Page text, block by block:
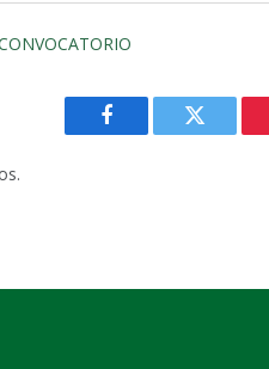
Facebook Twitter